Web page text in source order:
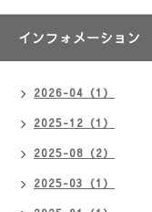
インフォメーション
2026-04（1）
2025-12（1）
2025-08（2）
2025-03（1）